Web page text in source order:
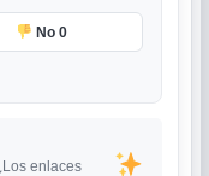
No 0
enlaces